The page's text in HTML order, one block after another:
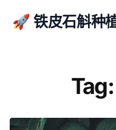
🚀 铁皮石斛种